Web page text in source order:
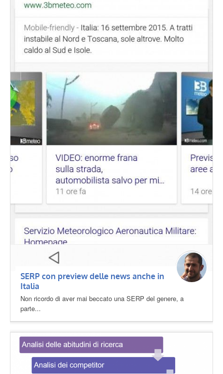
SERP con preview delle news anche in
Italia
Non ricordo di aver mai beccato una SERP del genere, a
parte...